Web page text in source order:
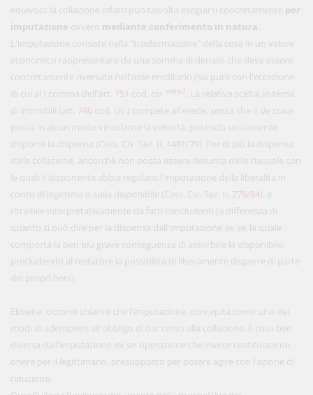
equivoci: la collazione infatti può talvolta eseguirsi concretamente per
imputazione ovvero mediante conferimento in natura.
L'imputazione consiste nella "trasformazione" della cosa in un valore
economico rappresentato da una somma di denaro che deve essere
concretamente riversata nell'asse ereditario (sia pure con l'eccezione
di cui al I comma dell'art. 751 cod. civ. nota2
. La relativa scelta, in tema
di immobili (art. 746 cod. civ.) compete all'erede, senza che il de cuius
possa in alcun modo vincolarne la volontà, potendo unicamente
disporre la dispensa (Cass. Civ. Sez. II, 1481/79). Per di più la dispensa
dalla collazione, ancorchè non possa essere desunta dalle clausole con
le quali il disponente abbia regolato l'imputazione della liberalità in
conto di legittima o sulla disponibile (Cass. Civ. Sez. II, 278/84), è
ritraibile interpretativamente da fatti concludenti (a differenza di
quanto si può dire per la dispensa dall'imputazione ex se, la quale
comporta la ben più grave conseguenza di assorbire la disponibile,
precludendo al testatore la possibilità di liberamente disporre di parte
dei propri beni).
Ebbene: occorre chiarire che l'imputazione, concepita come uno dei
modi di adempiere all'obbligo di dar corso alla collazione, è cosa ben
diversa dall'imputazione ex se, operazione che invece costituisce un
onere per il legittimario, presupposto per potere agire con l'azione di
riduzione.